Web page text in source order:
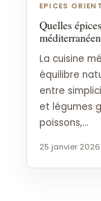
EPICES
Quelles
La cuisine
équilibre
entre
et légumes
poissons,...
25 janvier 2026